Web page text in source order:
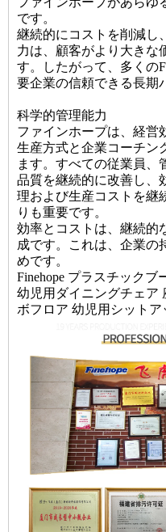
です。
継続的にコストを削減し
力は、顧客がより大きな
す。したがって、多くの
要企業の信頼できる長期
科学的管理能力
ファインホープは、経営
生産方式と企業コーチン
ます。すべての従業員、
品質を継続的に改善し、
理および生産コストを継
りも重要です。
効率とコストは、継続的
成です。これは、企業の
めです。
Finehope プラスチック
幼児用ダイニングチェア
ボフロア 幼児用シットア